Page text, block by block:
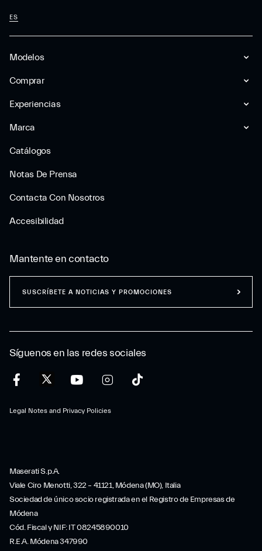
Modelos
Comprar
Experiencias
Marca
Catálogos
Notas De Prensa
Contacta Con Nosotros
Accesibilidad
ES
Síguenos en las redes sociales
Legal Notes and Privacy Policies
Mantente en contacto
SUSCRÍBETE A NOTICIAS Y PROMOCIONES
Maserati S.p.A.
Viale Ciro Menotti, 322 – 41121, Módena (MO), Italia
Sociedad de único socio registrada en el Registro de Empresas de
Módena
Cód. Fiscal y NIF: IT 08245890010
R.E.A. Módena 347990